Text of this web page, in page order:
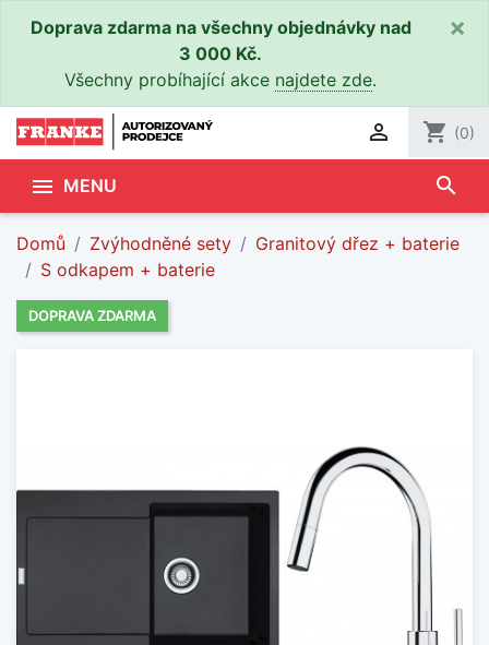
Doprava zdarma na všechny objednávky nad
3 000 Kč.
Všechny probíhající akce najdete zde.
×
 shopping_cart (0)
 MENU search
Domů Zvýhodněné sety
Granitový dřez + baterie
S odkapem + baterie
DOPRAVA ZDARMA